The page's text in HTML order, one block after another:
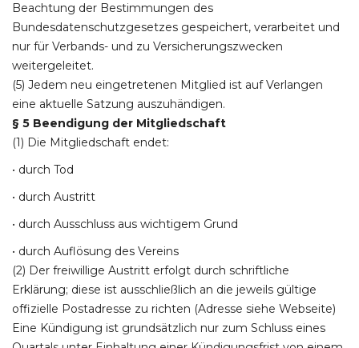
Beachtung der Bestimmungen des
Bundesdatenschutzgesetzes gespeichert, verarbeitet und
nur für Verbands- und zu Versicherungszwecken
weitergeleitet.
(5) Jedem neu eingetretenen Mitglied ist auf Verlangen
eine aktuelle Satzung auszuhändigen.
§ 5 Beendigung der Mitgliedschaft
(1) Die Mitgliedschaft endet:
• durch Tod
• durch Austritt
• durch Ausschluss aus wichtigem Grund
• durch Auflösung des Vereins
(2) Der freiwillige Austritt erfolgt durch schriftliche
Erklärung; diese ist ausschließlich an die jeweils gültige
offizielle Postadresse zu richten (Adresse siehe Webseite)
Eine Kündigung ist grundsätzlich nur zum Schluss eines